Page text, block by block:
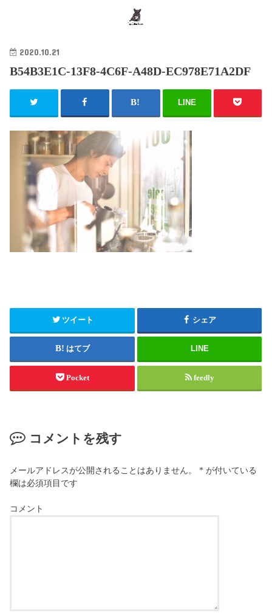
2020.10.21
B54B3E1C-13F8-4C6F-A48D-EC978E71A2DF
LINE
ツイート シェア
はてブ LINE
Pocket feedly
コメントを残す
メールアドレスが公開されることはありません。 * が付いている
欄は必須項目です
コメント